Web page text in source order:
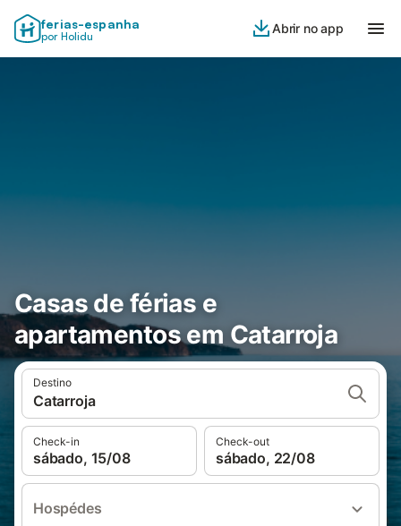
ferias-espanha
por Holidu
Abrir no app
Casas de férias e
apartamentos em Catarroja
Destino
Catarroja
Check-in
sábado, 15/08
Check-out
sábado, 22/08
Hospédes